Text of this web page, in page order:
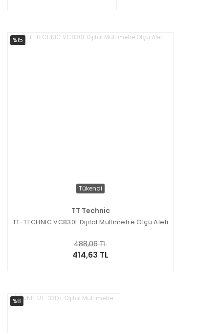
%15
Tükendi
TT Technic
TT-TECHNIC VC830L Dijital Multimetre Ölçü Aleti
414,63 TL
488,06 TL
%8